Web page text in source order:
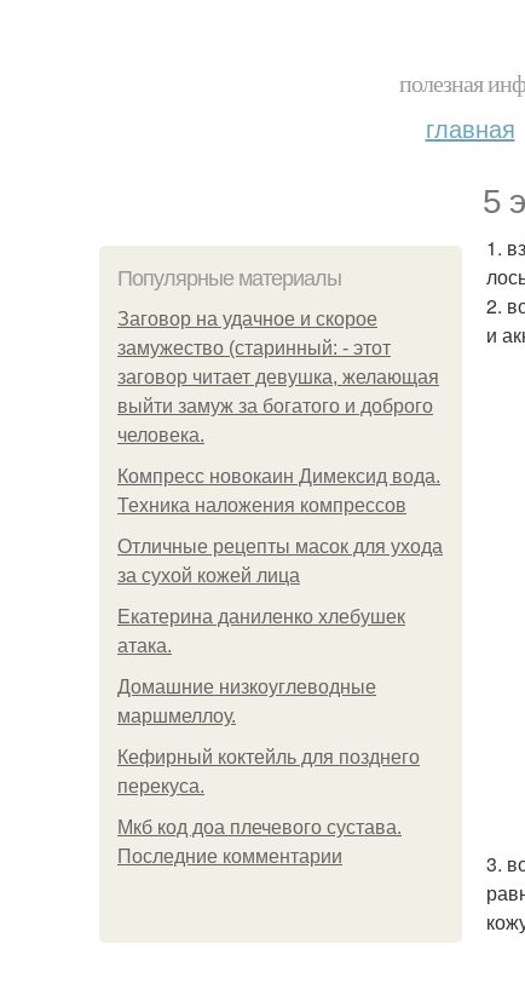
полезная
главная
5
Популярные материалы
Заговор на удачное и скорое
замужество (старинный: - этот
заговор читает девушка, желающая
выйти замуж за богатого и доброго
человека.
Компресс новокаин Димексид вода.
Техника наложения компрессов
Отличные рецепты масок для ухода
за сухой кожей лица
Екатерина даниленко хлебушек
атака.
Домашние низкоуглеводные
маршмеллоу.
Кефирный коктейль для позднего
перекуса.
Мкб код доа плечевого сустава.
Последние комментарии
1.
2.
и
3.